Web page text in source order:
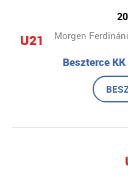
U21 Morgen
Beszterce KK